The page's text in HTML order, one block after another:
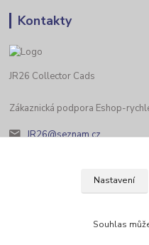
Kontakty
JR26 Collector Cads
Zákaznická podpora Eshop-
JR26@seznam.cz
Nastavení
Souhlas